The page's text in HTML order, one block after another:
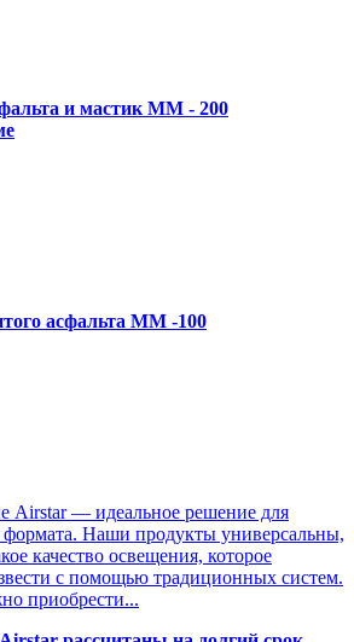
и мастик MM - 200
асфальта MM -100
Airstar — идеальное решение для
Наши продукты универсальны,
качество освещения, которое
с помощью традиционных систем.
приобрести...